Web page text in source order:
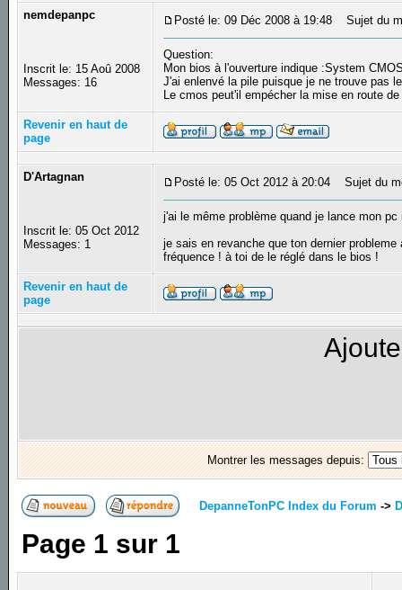
nemdepanpc
Inscrit le: 15 Aoû 2008
Messages: 16
Posté le: 09 Déc 2008 à 19:48 Sujet du
Question:
Mon bios à l'ouverture indique :System
J'ai enlenvé la pile puisque je ne trouve pas
Le cmos peut'il empécher la mise en route
Revenir en haut de
page
D'Artagnan
Inscrit le: 05 Oct 2012
Messages: 1
Posté le: 05 Oct 2012 à 20:04 Sujet du
j'ai le même problème quand je lance mon
je sais en revanche que ton dernier
fréquence ! à toi de le réglé dans le bios !
Revenir en haut de
page
Montrer les messages depuis:
DepanneTonPC Index du Forum ->
Page 1 sur 1